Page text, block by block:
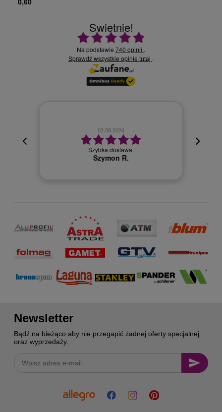
0,60
Świetnie!
Ocena średnia 4.9 na 5
Na podstawie 740 opinii .
Sprawdź wszystkie opinie tutaj .
02.08.2026
Szybka dostawa.
Szymon R.
Newsletter
Bądź na bieżąco aby nie przegapić żadnej oferty specjalnej
oraz wyprzedaży.